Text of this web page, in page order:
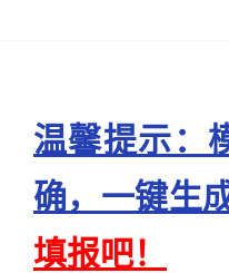
温馨提示：
确，一键生
填报吧！